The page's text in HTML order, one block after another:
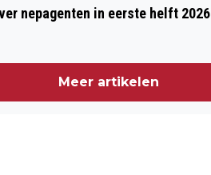
nepagenten in eerste helft 2026
Meer artikelen